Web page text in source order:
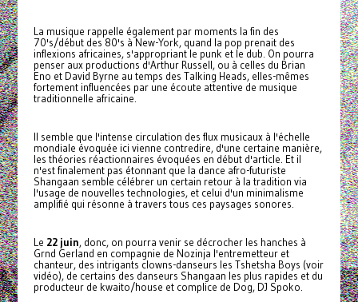
La musique rappelle également par moments la fin des
70's/début des 80's à New-York, quand la pop prenait des
inflexions africaines, s'appropriant le punk et le dub. On pourra
penser aux productions d'Arthur Russell, ou à celles du Brian
Eno et David Byrne au temps des Talking Heads, elles-mêmes
fortement influencées par une écoute attentive de musique
traditionnelle africaine.
Il semble que l'intense circulation des flux musicaux à l'échelle
mondiale évoquée ici vienne contredire, d'une certaine manière,
les théories réactionnaires évoquées en début d'article. Et il
n'est finalement pas étonnant que la dance afro-futuriste
Shangaan semble célébrer un certain retour à la tradition via
l'usage de nouvelles technologies, et celui d'un minimalisme
amplifié qui résonne à travers tous ces paysages sonores.
Le 22 juin, donc, on pourra venir se décrocher les hanches à
Grnd Gerland en compagnie de Nozinja l'entremetteur et
chanteur, des intrigants clowns-danseurs les Tshetsha Boys (voir
vidéo), de certains des danseurs Shangaan les plus rapides et du
producteur de kwaito/house et complice de Dog, DJ Spoko.